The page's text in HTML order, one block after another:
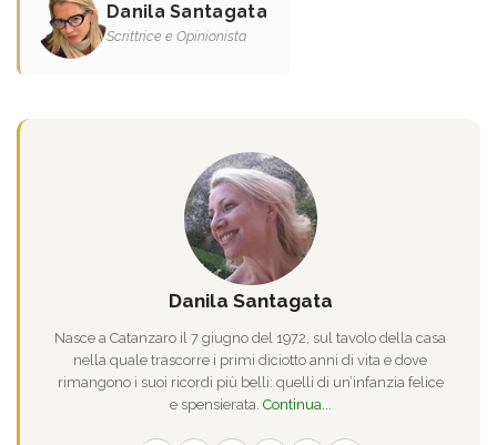
Danila Santagata
Scrittrice e Opinionista
Danila Santagata
Nasce a Catanzaro il 7 giugno del 1972, sul tavolo della casa
nella quale trascorre i primi diciotto anni di vita e dove
rimangono i suoi ricordi più belli: quelli di un’infanzia felice
e spensierata. Continua...